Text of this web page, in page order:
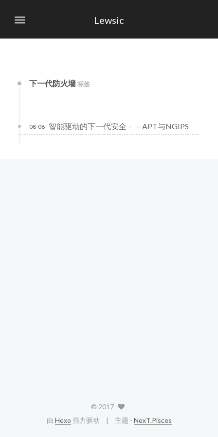
Lewsic
下一代防火墙标签
智能驱动的下一代安全－－APT与NGIPS
08-08
© 2017
由 Hexo 强力驱动 主题 - NexT.Pisces